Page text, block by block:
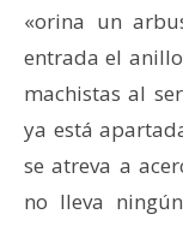
«orina un
entrada el
machistas al
ya está
se atreva a
no lleva